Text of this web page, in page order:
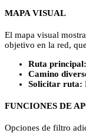
MAPA VISUAL
El mapa visual
objetivo en la red,
Ruta principal:
Camino
Solicitar ruta:
FUNCIONES DE
Opciones de filtro